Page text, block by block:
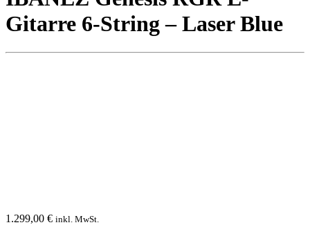
Gitarre 6-String – Laser Blue
1.299,00 € inkl. MwSt.